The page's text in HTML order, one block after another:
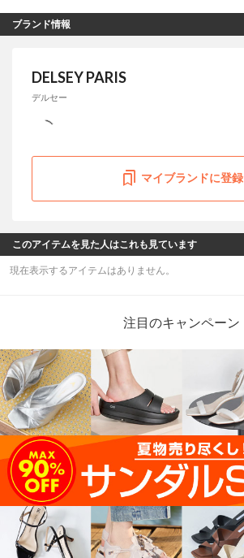
ブランド情報
DELSEY PARIS
デルセー
マイブランドに登録
このアイテムを見た人はこれも見ています
現在表示するアイテムはありません。
注目のキャンペーン